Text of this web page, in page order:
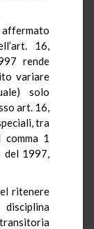
16,
rende
variare
solo
art. 16,
tra
1
del 1997,
ritenere